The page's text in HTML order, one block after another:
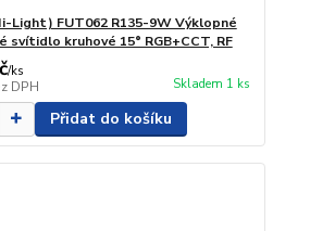
Light) FUT062 R135-9W Výklopné
svítidlo kruhové 15° RGB+CCT, RF
/ks
DPH Skladem 1 ks
Přidat do košíku